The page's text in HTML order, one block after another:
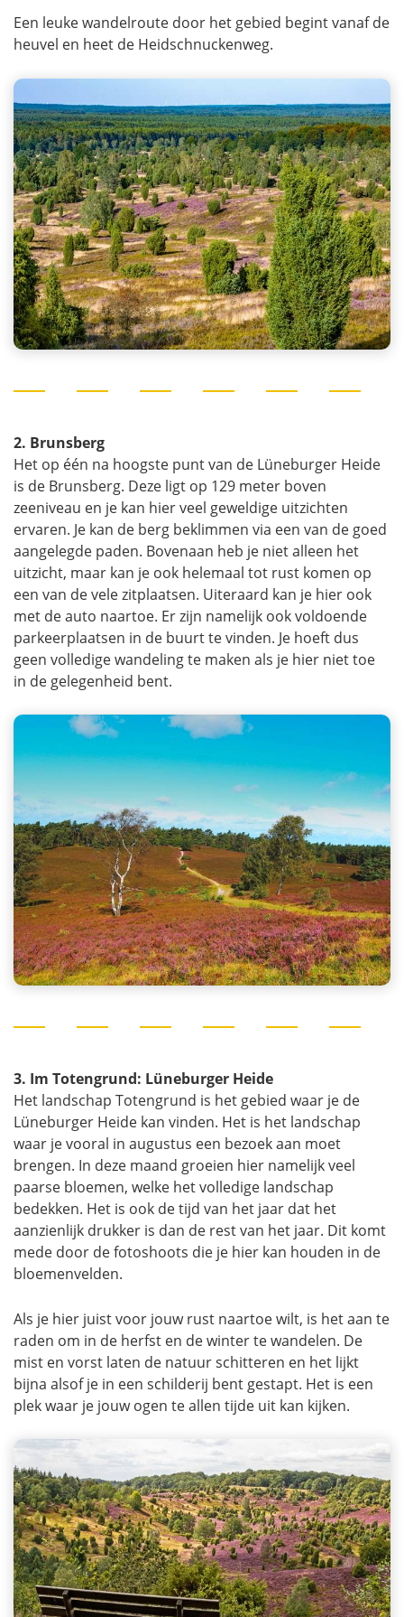
Een leuke wandelroute door het gebied begint vanaf de
heuvel en heet de Heidschnuckenweg.
2. Brunsberg
Het op één na hoogste punt van de Lüneburger Heide
is de Brunsberg. Deze ligt op 129 meter boven
zeeniveau en je kan hier veel geweldige uitzichten
ervaren. Je kan de berg beklimmen via een van de goed
aangelegde paden. Bovenaan heb je niet alleen het
uitzicht, maar kan je ook helemaal tot rust komen op
een van de vele zitplaatsen. Uiteraard kan je hier ook
met de auto naartoe. Er zijn namelijk ook voldoende
parkeerplaatsen in de buurt te vinden. Je hoeft dus
geen volledige wandeling te maken als je hier niet toe
in de gelegenheid bent.
3. Im Totengrund: Lüneburger Heide
Het landschap Totengrund is het gebied waar je de
Lüneburger Heide kan vinden. Het is het landschap
waar je vooral in augustus een bezoek aan moet
brengen. In deze maand groeien hier namelijk veel
paarse bloemen, welke het volledige landschap
bedekken. Het is ook de tijd van het jaar dat het
aanzienlijk drukker is dan de rest van het jaar. Dit komt
mede door de fotoshoots die je hier kan houden in de
bloemenvelden.
Als je hier juist voor jouw rust naartoe wilt, is het aan te
raden om in de herfst en de winter te wandelen. De
mist en vorst laten de natuur schitteren en het lijkt
bijna alsof je in een schilderij bent gestapt. Het is een
plek waar je jouw ogen te allen tijde uit kan kijken.